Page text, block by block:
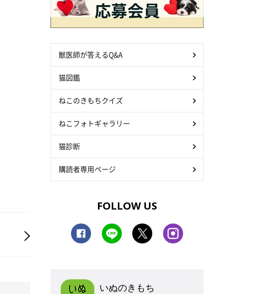
獣医師が答えるQ&A
猫図鑑
ねこのきもちクイズ
ねこフォトギャラリー
猫診断
購読者専用ページ
FOLLOW US
いぬのきもち